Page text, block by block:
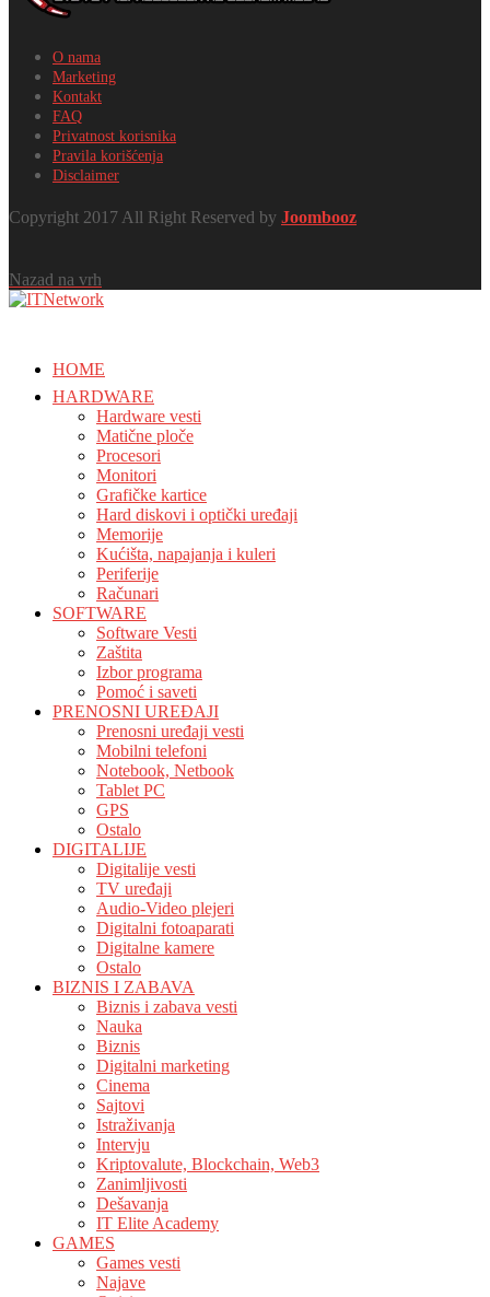
O nama
Marketing
Kontakt
FAQ
Privatnost korisnika
Pravila korišćenja
Disclaimer
Copyright 2017 All Right Reserved by Joombooz
Nazad na vrh
HOME
HARDWARE
Hardware vesti
Matične ploče
Procesori
Monitori
Grafičke kartice
Hard diskovi i optički uređaji
Memorije
Kućišta, napajanja i kuleri
Periferije
Računari
SOFTWARE
Software Vesti
Zaštita
Izbor programa
Pomoć i saveti
PRENOSNI UREĐAJI
Prenosni uređaji vesti
Mobilni telefoni
Notebook, Netbook
Tablet PC
GPS
Ostalo
DIGITALIJE
Digitalije vesti
TV uređaji
Audio-Video plejeri
Digitalni fotoaparati
Digitalne kamere
Ostalo
BIZNIS I ZABAVA
Biznis i zabava vesti
Nauka
Biznis
Digitalni marketing
Cinema
Sajtovi
Istraživanja
Intervju
Kriptovalute, Blockchain, Web3
Zanimljivosti
Dešavanja
IT Elite Academy
GAMES
Games vesti
Najave